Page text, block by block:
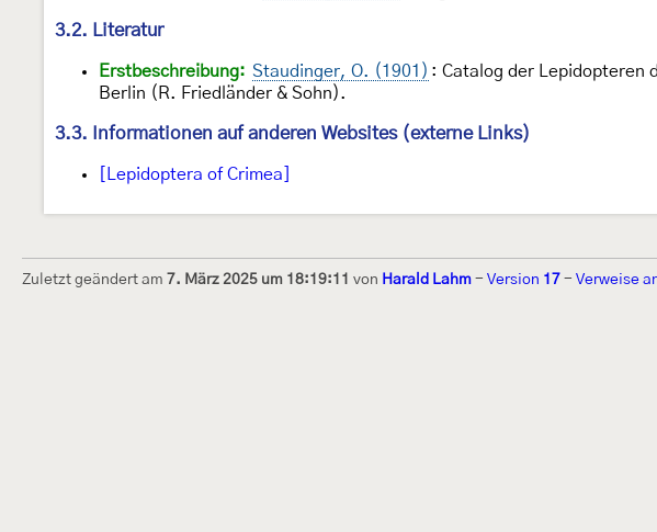
3.2. Literatur
Erstbeschreibung: Staudinger, O. (1901) : Catalog der Lepidopteren
Berlin (R. Friedländer & Sohn).
3.3. Informationen auf anderen Websites (externe Links)
[Lepidoptera of Crimea]
Zuletzt geändert am 7. März 2025 um 18:19:11 von Harald Lahm - Version 17 - Verweise